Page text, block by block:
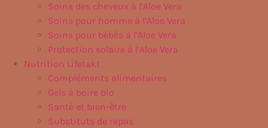
Soins des cheveux à l’Aloe Vera
Soins pour homme à l’Aloe Vera
Soins pour bébés à l’Aloe Vera
Protection solaire à l’Aloe Vera
Nutrition Lifetakt
Compléments alimentaires
Gels à boire bio
Santé et bien-être
Substituts de repas